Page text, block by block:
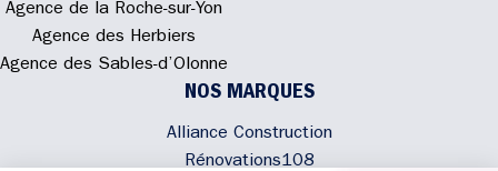
Agence de la Roche-sur-Yon
Agence des Herbiers
Agence des Sables-d’Olonne
NOS MARQUES
Alliance Construction
Rénovations108